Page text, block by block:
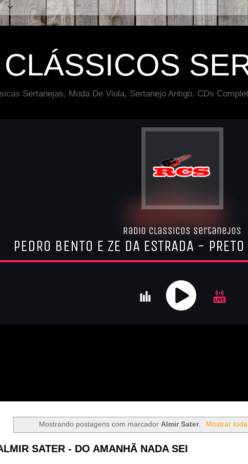
Sertanejas, Moda De Viola, Sertanejo Antigo, CDs
Mostrando postagens com marcadorAlmir Sater. Mostrar
SATER - DO AMANHÃ NADA SEI